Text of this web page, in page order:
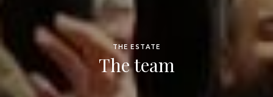
THE ESTATE
The team